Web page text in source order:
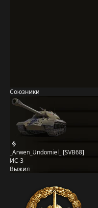
Союзники
_Arwen_Undomiel_ [SVB68]
ИС-3
Выжил